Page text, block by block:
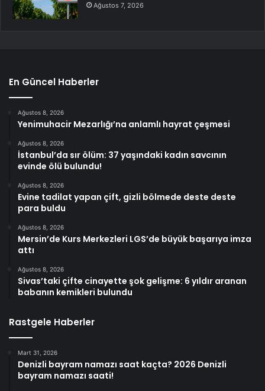
Ağustos 7, 2026
En Güncel Haberler
Ağustos 8, 2026
Yenimuhacir Mezarlığı’na anlamlı hayrat çeşmesi
Ağustos 8, 2026
İstanbul’da sır ölüm: 37 yaşındaki kadın savcının
evinde ölü bulundu!
Ağustos 8, 2026
Evine tadilat yapan çift, gizli bölmede deste deste
para buldu
Ağustos 8, 2026
Mersin’de Kurs Merkezleri LGS’de büyük başarıya imza
attı
Ağustos 8, 2026
Sivas’taki çifte cinayette şok gelişme: 6 yıldır aranan
babanın kemikleri bulundu
Rastgele Haberler
Mart 31, 2026
Denizli bayram namazı saat kaçta? 2026 Denizli
bayram namazı saati!